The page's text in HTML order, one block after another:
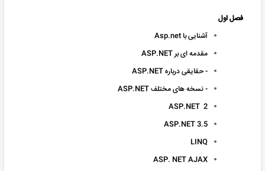
فصل اول
آشنایی با Asp.net
مقدمه ای بر ASP.NET
- حقایقی درباره ASP.NET
- نسخه های مختلف ASP.NET
ASP.NET 2
ASP.NET 3.5
LINQ
ASP. NET AJAX